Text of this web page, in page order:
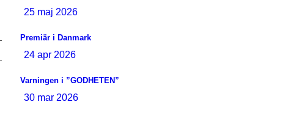
25 maj 2026
Premiär i Danmark
24 apr 2026
Varningen i ”GODHETEN”
30 mar 2026